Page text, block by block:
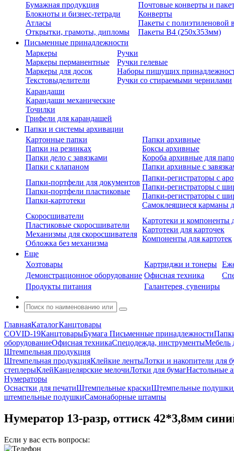
Бумажная продукция
Блокноты и бизнес-тетради
Атласы
Открытки, грамоты, дипломы
Почтовые конверты и
Конверты
Пакеты с полиэтиленовой
Пакеты В4 (250х353мм)
Письменные принадлежности
Маркеры
Маркеры перманентные
Маркеры для досок
Текстовыделители
Ручки
Ручки гелевые
Наборы пишущих
Ручки со стираемыми чернилами
Карандаши
Карандаши механические
Точилки
Грифели для карандашей
Папки и системы архивации
Картонные папки
Папки на резинках
Папки дело с завязками
Папки с клапаном
Папки архивные
Боксы архивные
Короба архивные для
Папки архивные с
Папки-портфели для документов
Папки-портфели пластиковые
Папки-картотеки
Папки-регистраторы с
Папки-регистраторы с
Папки-регистраторы с
Самоклеящиеся карманы
Скоросшиватели
Пластиковые скоросшиватели
Механизмы для скоросшивателя
Обложка без механизма
Картотеки и компоненты
Картотеки для карточек
Компоненты для картотек
Еще
Хозтовары
Картриджи и тонеры
Демонстрационное оборудование Офисная техника
Продукты питания
Галантерея, сувениры
ГлавнаяКаталогКанцтовары
COVID-19КанцтоварыБумага Письменные принадлежности
оборудованиеОфисная техникаСпецодежда, инструментыМебель
Штемпельная продукция
Штемпельная продукцияКлейкие лентыЛотки и накопители для
степлерыКлейКанцелярские мелочиЛотки для бумагНастольные
Нумераторы
Оснастки для печатиШтемпельные краскиШтемпельные подушки
штемпельные подушкиСамонаборные штампы
Нумератор 13-разр, оттиск 42*3,8мм
Если у вас есть вопросы: